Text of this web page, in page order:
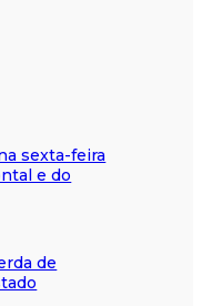
sexta-feira
e do
de